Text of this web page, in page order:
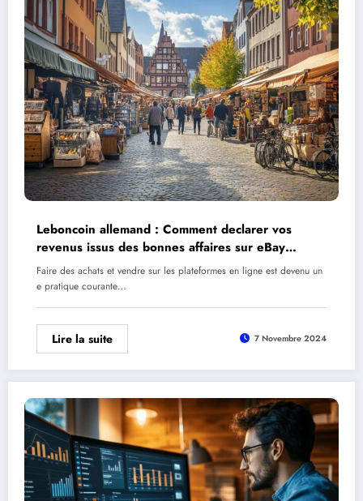
Leboncoin allemand : Comment declarer vos
revenus issus des bonnes affaires sur eBay
Kleinanzeigen
Faire des achats et vendre sur les plateformes en ligne est devenu un
e pratique courante…
Lire la suite 7 Novembre 2024